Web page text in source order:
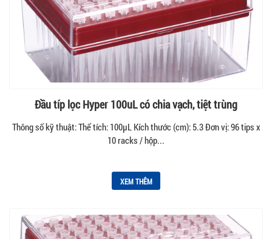
Đầu típ lọc Hyper 100uL có chia vạch, tiệt trùng
Thông số kỹ thuật: Thể tích: 100µL Kích thước (cm): 5.3 Đơn vị: 96 tips x
10 racks / hộp...
XEM THÊM